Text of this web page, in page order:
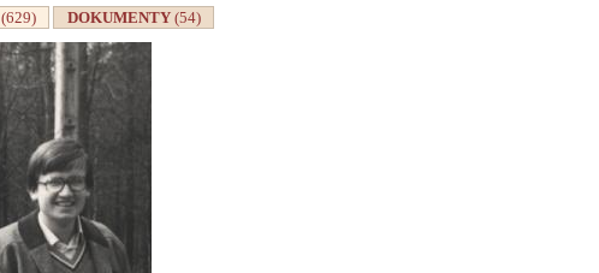
(629) DOKUMENTY (54)